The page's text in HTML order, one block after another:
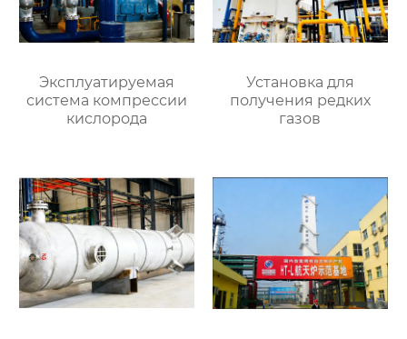
Эксплуатируемая
система компрессии
кислорода
Установка для
получения редких
газов